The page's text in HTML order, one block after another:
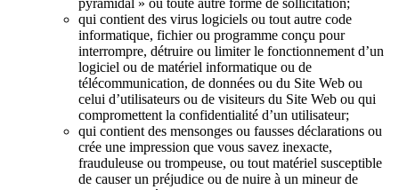
pyramidal » ou toute autre forme de sollicitation;
qui contient des virus logiciels ou tout autre code
informatique, fichier ou programme conçu pour
interrompre, détruire ou limiter le fonctionnement d’un
logiciel ou de matériel informatique ou de
télécommunication, de données ou du Site Web ou
celui d’utilisateurs ou de visiteurs du Site Web ou qui
compromettent la confidentialité d’un utilisateur;
qui contient des mensonges ou fausses déclarations ou
crée une impression que vous savez inexacte,
frauduleuse ou trompeuse, ou tout matériel susceptible
de causer un préjudice ou de nuire à un mineur de